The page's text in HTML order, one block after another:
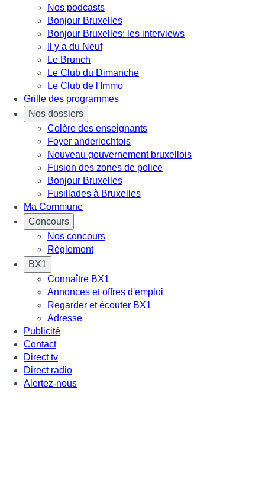
Nos podcasts
Bonjour Bruxelles
Bonjour Bruxelles: les interviews
Il y a du Neuf
Le Brunch
Le Club du Dimanche
Le Club de l'Immo
Grille des programmes
Nos dossiers
Colère des enseignants
Foyer anderlechtois
Nouveau gouvernement bruxellois
Fusion des zones de police
Bonjour Bruxelles
Fusillades à Bruxelles
Ma Commune
Concours
Nos concours
Règlement
BX1
Connaître BX1
Annonces et offres d'emploi
Regarder et écouter BX1
Adresse
Publicité
Contact
Direct tv
Direct radio
Alertez-nous